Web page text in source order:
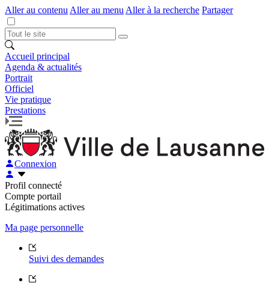
Aller au contenu Aller au menu Aller à la recherche Partager
Accueil principal
Agenda & actualités
Portrait
Officiel
Vie pratique
Prestations
Connexion
Profil connecté
Compte portail
Légitimations actives
Ma page personnelle
Suivi des demandes